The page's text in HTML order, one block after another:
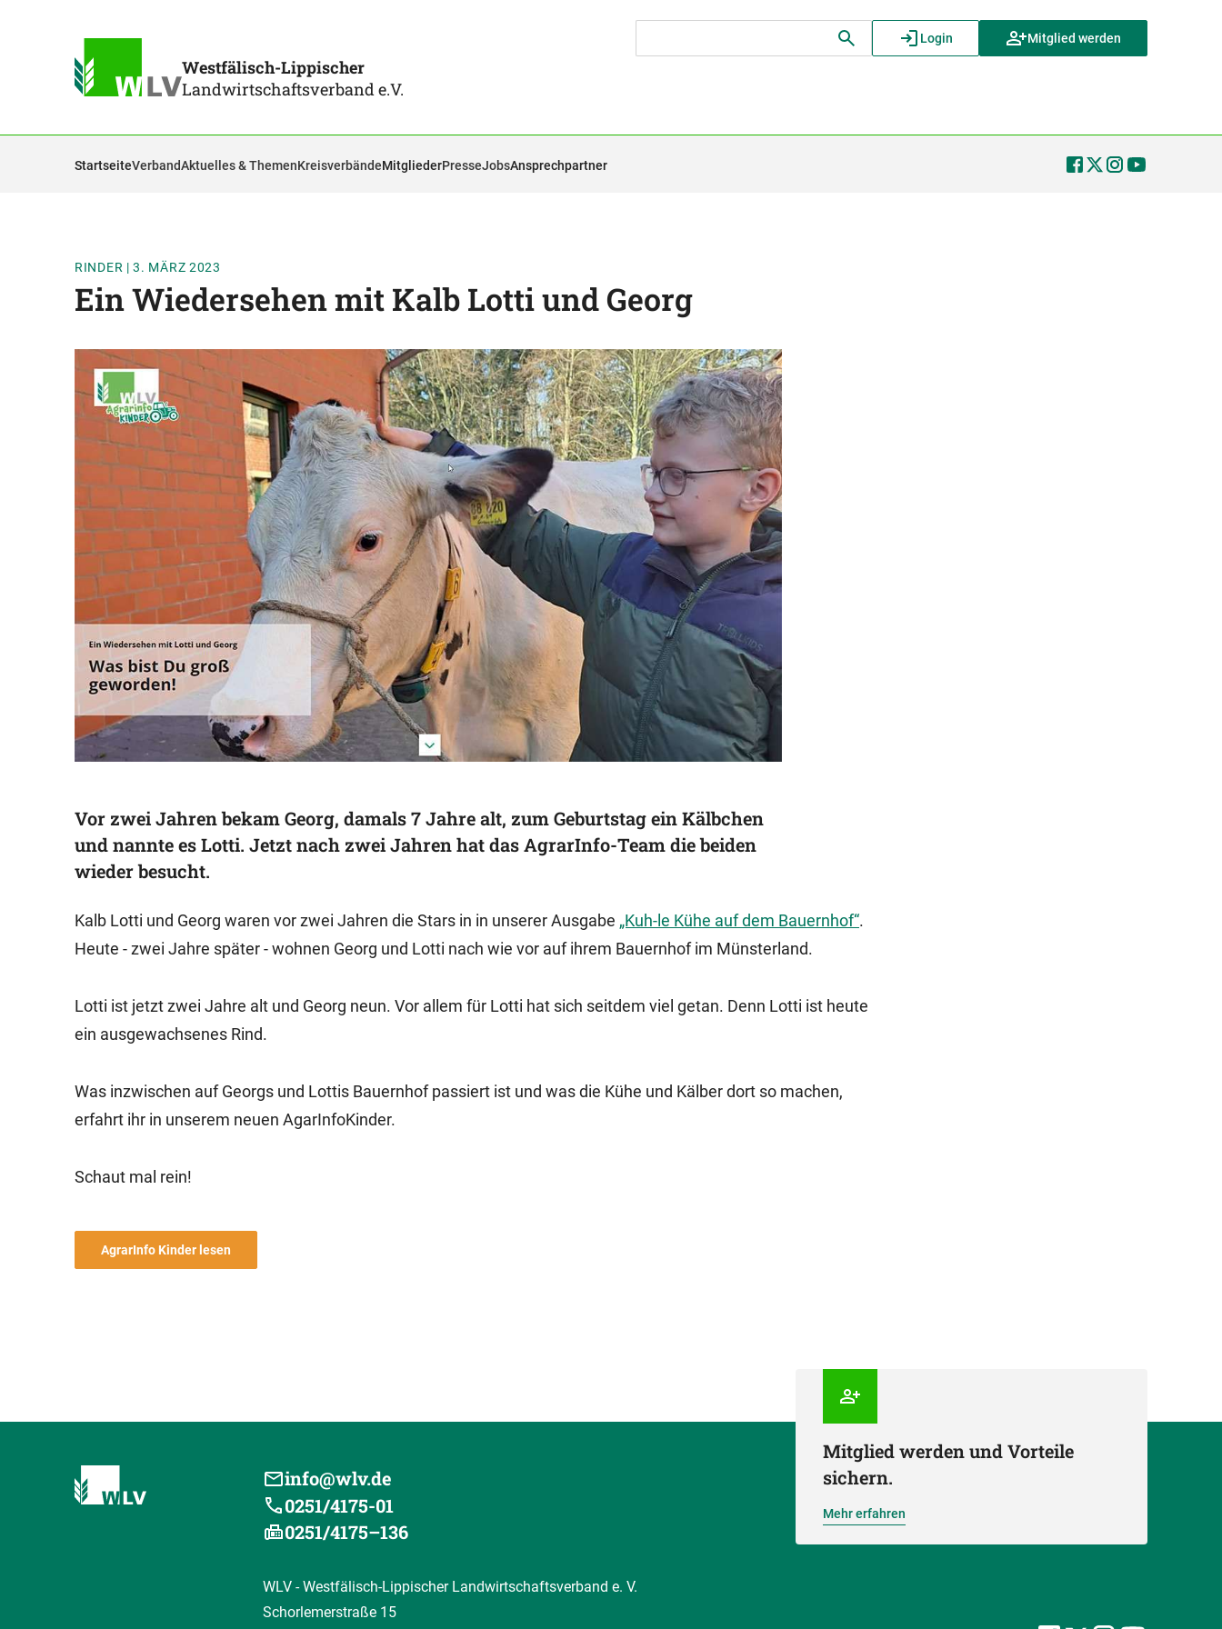
Westfälisch-Lippischer
Landwirtschaftsverband e.V.
Login Mitglied werden
StartseiteVerbandAktuelles & ThemenKreisverbändeMitgliederPresseJobsAnsprechpartner
RINDER |3. MÄRZ 2023
Ein Wiedersehen mit Kalb Lotti und Georg
Vor zwei Jahren bekam Georg, damals 7 Jahre alt, zum Geburtstag ein Kälbchen
und nannte es Lotti. Jetzt nach zwei Jahren hat das AgrarInfo-Team die beiden
wieder besucht.
Kalb Lotti und Georg waren vor zwei Jahren die Stars in in unserer Ausgabe „Kuh-le Kühe auf dem Bauernhof“.
Heute - zwei Jahre später - wohnen Georg und Lotti nach wie vor auf ihrem Bauernhof im Münsterland.
Lotti ist jetzt zwei Jahre alt und Georg neun. Vor allem für Lotti hat sich seitdem viel getan. Denn Lotti ist heute
ein ausgewachsenes Rind.
Was inzwischen auf Georgs und Lottis Bauernhof passiert ist und was die Kühe und Kälber dort so machen,
erfahrt ihr in unserem neuen AgarInfoKinder.
Schaut mal rein!
AgrarInfo Kinder lesen
Mitglied werden und Vorteile
sichern.
Mehr erfahren
info@wlv.de
0251/4175-01
0251/4175–136
WLV - Westfälisch-Lippischer Landwirtschaftsverband e. V.
Schorlemerstraße 15